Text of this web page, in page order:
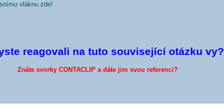
vláknu zde!
reagovali na tuto související otázku vy?
Znáte svorky CONTACLIP a dáte jim svou referenci?